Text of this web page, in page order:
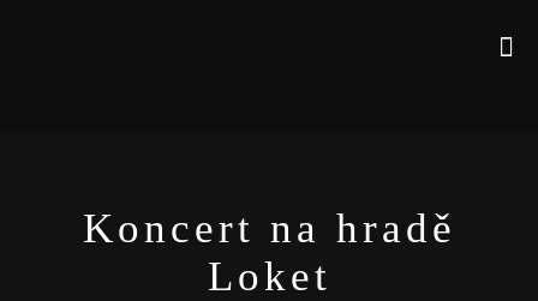
Koncert na hradě
Loket